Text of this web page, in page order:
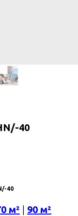
40
40
м² 90 м²